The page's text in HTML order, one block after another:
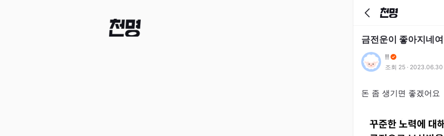
금전운이 좋아지네여
!!
조회 25 · 2023.06.30
돈 좀 생기면 좋겠어요